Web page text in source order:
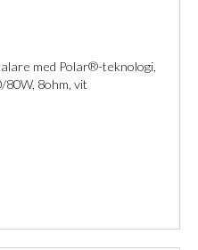
med Polar®-teknologi,
8ohm, vit